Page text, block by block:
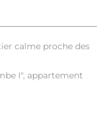
calme proche des
I", appartement